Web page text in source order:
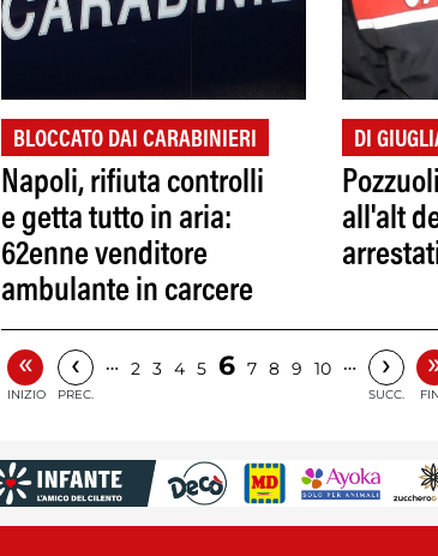
BLOCCATO DAI CARABINIERI
Napoli, rifiuta controlli
e getta tutto in aria:
62enne venditore
ambulante in carcere
DI
all'alt
«
INIZIO
‹
PREC.
… 2 3 4 5 6 7 8 9 10 … ›
SUCC.